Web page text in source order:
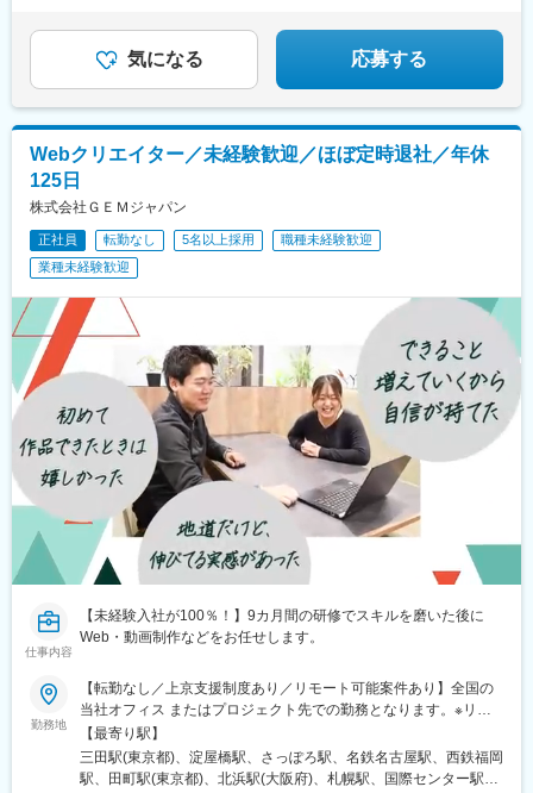
駅、屏風浦駅、金沢文庫駅、新羽駅、戸塚駅、上永谷駅、鶴ケ峰
駅、瀬谷駅、立場駅、青葉台駅、センター南駅、鹿島田駅、武蔵
鶴見駅、長津田駅、海老名駅(相模線)、大船駅、茅ケ崎駅、本厚木
駅、小田原駅、川崎駅、向ケ丘遊園駅、元住吉駅、橋本駅(神奈川
新浦安駅、新柏駅、木更津駅、南船橋駅、浦安駅(千葉県)、国府台
駅、京成八幡駅、谷津駅、幸谷駅、蘇我駅、新千葉駅、京成西船
駅、柏駅、実籾駅、スポーツセンター駅、誉田駅、検見川浜駅、
浦和駅、大宮駅(埼玉県)、熊谷駅、所沢駅、川越駅、川口駅、都島
本町駅、芦原橋駅、福駅、だいどう豊里駅、今里駅(地下鉄)、桃谷
駅、千林大宮駅、鴫野駅、東天下茶屋駅、沢ノ町駅、駒川中野
駅、西天下茶屋駅、三国駅(大阪府)、横堤駅、住ノ江駅、喜連瓜破
駅、大阪梅田駅(阪急線)、堺筋本町駅、堺駅、深井駅、石津川駅、
栂・美木多駅、新金岡駅、北野田駅、石橋阪大前駅、大阪城北詰
駅、なんば駅(地下鉄)、西大橋駅、弁天町駅、北千里駅、曽根駅
(大阪府)、南摂津駅、大日駅、長堀橋駅、枚方公園駅、高槻駅、り
んくうタウン駅、八尾南駅、千里中央駅(北大阪急行)、古川橋駅、
伏見桃山駅、馬堀駅、淀駅、松井山手駅、常盤駅(京都府)、西京極
駅、醍醐駅(京都府)、六地蔵駅(京都市営)、洛西口駅、二条駅、五
条駅(京都市営)、上鳥羽口駅、貴船口駅、桃山駅、大池駅、中埠頭
駅、星の駅、岡本駅(兵庫県)、滝の茶屋駅、湊川公園駅、山陽天満
駅、旧居留地・大丸前駅、三木駅(神戸電鉄線)、本竜野駅、仁川
線)、西代駅、箕谷駅、夢前川駅、中山寺駅、大久保駅(兵庫県)、
学研奈良登美ケ丘駅、近江八幡駅、草津駅(滋賀県)、石山駅、近江
美駅、行橋駅、赤間駅、西鉄柳川駅、筑前前原駅、蒲池駅(福岡
県)、飯塚駅、大保駅、笹原駅、瀬高駅、春日原駅、羽犬塚駅、上
伊田駅、筑豊中間駅、大牟田駅、甘木駅(西鉄線)、中津駅(大分
県)、南大分駅、佐世保駅、諫早駅、幸駅、光の森駅、八代駅、鳥
栖駅、武雄温泉駅、宮崎駅、西都城駅、上塩屋駅、枕崎駅、国分
気になる 応募する
Webクリエイター／未経験歓迎／ほぼ定時退社／年休
125日
株式会社ＧＥＭジャパン
正社員 転勤なし 5名以上採用
職種未経験歓迎
業種未経験歓迎
仕事内容
【未経験入社が100％！】9カ月間の研修でスキルを磨いた後に
Web・動画制作などをお任せします。
勤務地
【転勤なし／上京支援制度あり／リモート可能案件あり】全国の
当社オフィス またはプロジェクト先での勤務となります。※リモ
ートワーク可能案件あり※U/Iターン歓迎（上京支援制度あり）※勤
務地は希望を考慮して決定します。【当社オフィス】■東京本社〒
108-0073東京都港区三田２丁目14-7 ローレル三田6F■大阪支社〒
【最寄り駅】
三田駅(東京都)、淀屋橋駅、さっぽろ駅、名鉄名古屋駅、西鉄福岡
駅、田町駅(東京都)、北浜駅(大阪府)、札幌駅、国際センター駅、